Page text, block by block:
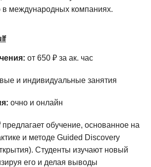
в международных компаниях.
от 650 ₽ за ак. час
и индивидуальные занятия
очно и онлайн
предлагает обучение, основанное на
и методе Guided Discovery
Студенты изучают новый
его и делая выводы